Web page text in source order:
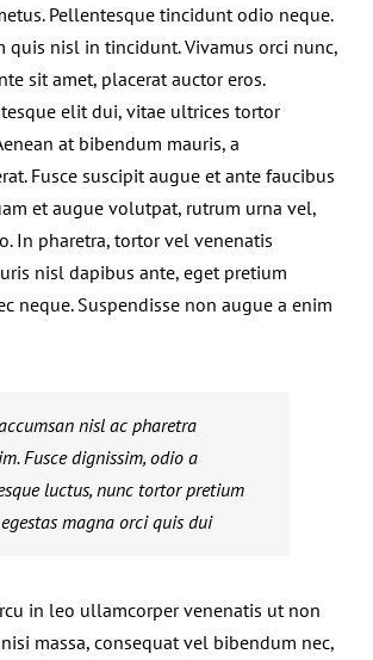
Pellentesque tincidunt odio neque.
quis nisl in tincidunt. Vivamus orci nunc,
sit amet, placerat auctor eros.
elit dui, vitae ultrices tortor
at bibendum mauris, a
Fusce suscipit augue et ante faucibus
et augue volutpat, rutrum urna vel,
In pharetra, tortor vel venenatis
nisl dapibus ante, eget pretium
neque. Suspendisse non augue a enim
nisl ac pharetra
Fusce dignissim, odio a
luctus, nunc tortor pretium
magna orci quis dui
in leo ullamcorper venenatis ut non
massa, consequat vel bibendum nec,